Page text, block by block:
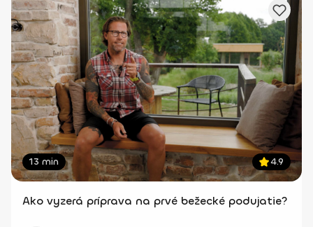
13 min 4.9
Ako vyzerá príprava na prvé bežecké podujatie?